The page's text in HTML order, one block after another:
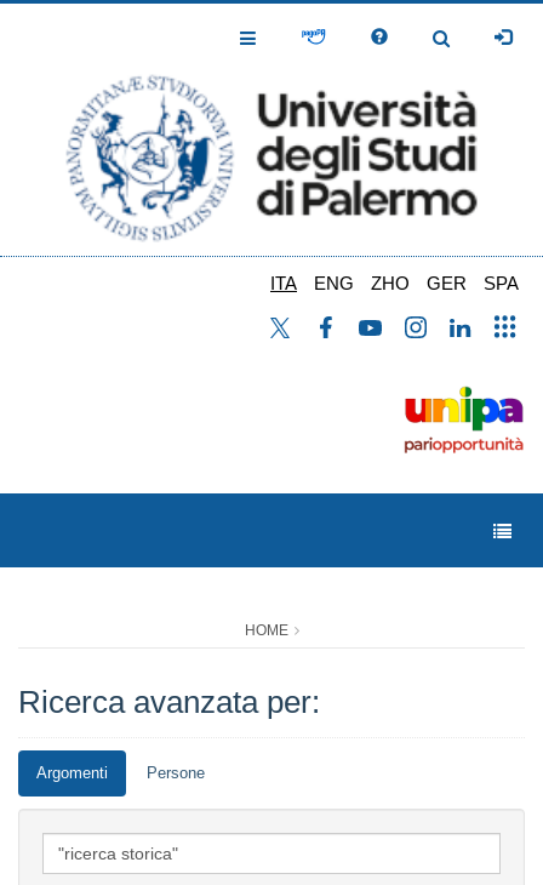
Toggle
Toggle
ITA ENG ZHO GER SPA
HOME
Ricerca avanzata per:
Argomenti Persone